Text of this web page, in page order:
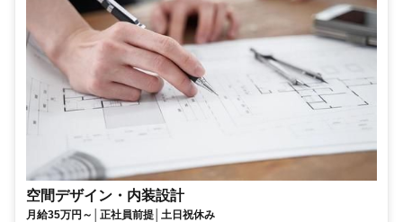
空間デザイン・内装設計
月給35万円～│正社員前提│土日祝休み